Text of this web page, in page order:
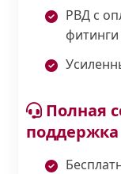
РВД с
Полная
поддержка